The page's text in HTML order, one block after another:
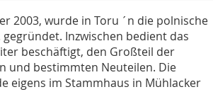
2003, wurde in Toru ´n die polnische
Inzwischen bedient das
beschäftigt, den Großteil der
und bestimmten Neuteilen. Die
eigens im Stammhaus in Mühlacker